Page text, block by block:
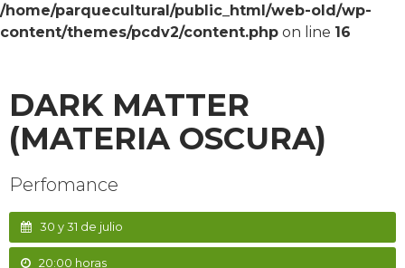
/home/parquecultural/public_html/web-old/wp-
content/themes/pcdv2/content.php on line 16
DARK MATTER
(MATERIA OSCURA)
Perfomance
30 y 31 de julio
20:00 horas